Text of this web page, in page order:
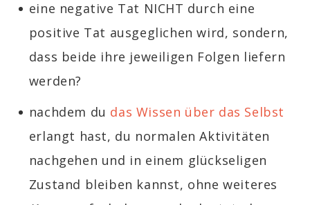
eine negative Tat NICHT durch eine
positive Tat ausgeglichen wird, sondern,
dass beide ihre jeweiligen Folgen liefern
werden?
nachdem du das Wissen über das Selbst
erlangt hast, du normalen Aktivitäten
nachgehen und in einem glückseligen
Zustand bleiben kannst, ohne weiteres